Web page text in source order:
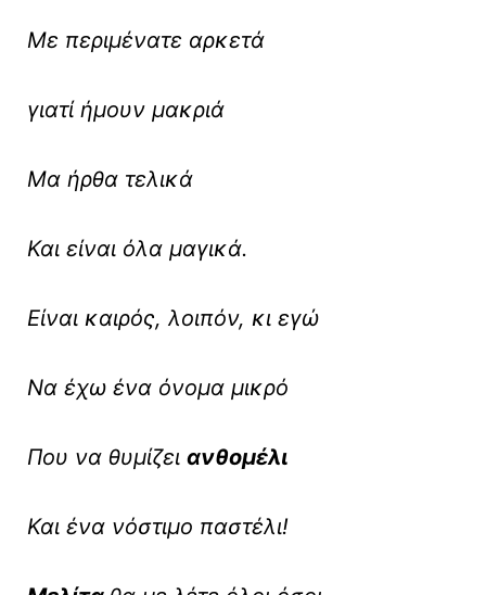
Με περιμένατε αρκετά
γιατί ήμουν μακριά
Μα ήρθα τελικά
Και είναι όλα μαγικά.
Είναι καιρός, λοιπόν, κι εγώ
Να έχω ένα όνομα μικρό
Που να θυμίζει ανθομέλι
Και ένα νόστιμο παστέλι!